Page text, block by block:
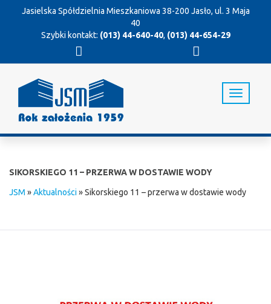
Jasielska Spółdzielnia Mieszkaniowa 38-200 Jasło, ul. 3 Maja
40
Szybki kontakt: (013) 44-640-40, (013) 44-654-29
T
o
v
SIKORSKIEGO 11 – PRZERWA W DOSTAWIE WODY
JSM »Aktualności»Sikorskiego 11 – przerwa w dostawie wody